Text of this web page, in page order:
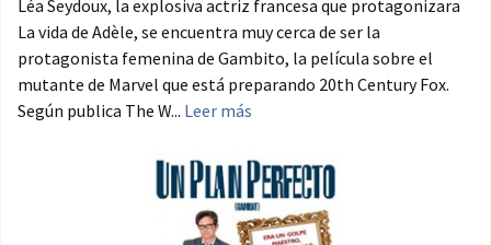
Léa Seydoux, la explosiva actriz francesa que protagonizara
La vida de Adèle, se encuentra muy cerca de ser la
protagonista femenina de Gambito, la película sobre el
mutante de Marvel que está preparando 20th Century Fox.
Según publica The W... Leer más